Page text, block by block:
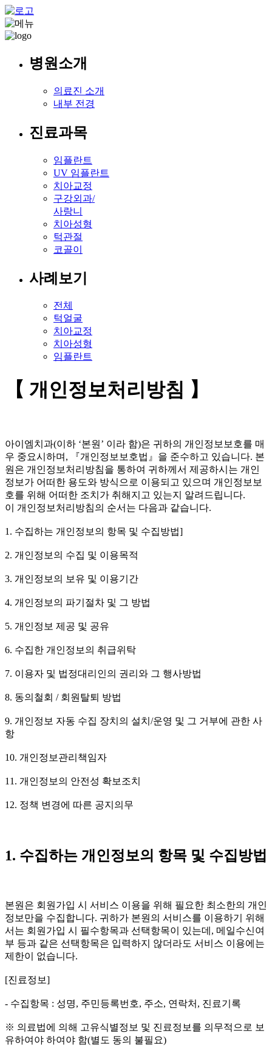
병원소개
의료진 소개
내부 전경
진료과목
임플란트
UV 임플란트
치아교정
구강외과/
사랑니
치아성형
턱관절
코골이
사례보기
전체
턱얼굴
치아교정
치아성형
임플란트
【 개인정보처리방침 】
아이엠치과(이하 ‘본원’ 이라 함)은 귀하의 개인정보보호를 매
우 중요시하며, 『개인정보보호법』을 준수하고 있습니다. 본
원은 개인정보처리방침을 통하여 귀하께서 제공하시는 개인
정보가 어떠한 용도와 방식으로 이용되고 있으며 개인정보보
호를 위해 어떠한 조치가 취해지고 있는지 알려드립니다.
이 개인정보처리방침의 순서는 다음과 같습니다.
1. 수집하는 개인정보의 항목 및 수집방법]
2. 개인정보의 수집 및 이용목적
3. 개인정보의 보유 및 이용기간
4. 개인정보의 파기절차 및 그 방법
5. 개인정보 제공 및 공유
6. 수집한 개인정보의 취급위탁
7. 이용자 및 법정대리인의 권리와 그 행사방법
8. 동의철회 / 회원탈퇴 방법
9. 개인정보 자동 수집 장치의 설치/운영 및 그 거부에 관한 사
항
10. 개인정보관리책임자
11. 개인정보의 안전성 확보조치
12. 정책 변경에 따른 공지의무
1. 수집하는 개인정보의 항목 및 수집방법
본원은 회원가입 시 서비스 이용을 위해 필요한 최소한의 개인
정보만을 수집합니다. 귀하가 본원의 서비스를 이용하기 위해
서는 회원가입 시 필수항목과 선택항목이 있는데, 메일수신여
부 등과 같은 선택항목은 입력하지 않더라도 서비스 이용에는
제한이 없습니다.
[진료정보]
- 수집항목 : 성명, 주민등록번호, 주소, 연락처, 진료기록
※ 의료법에 의해 고유식별정보 및 진료정보를 의무적으로 보
유하여야 하여야 함(별도 동의 불필요)